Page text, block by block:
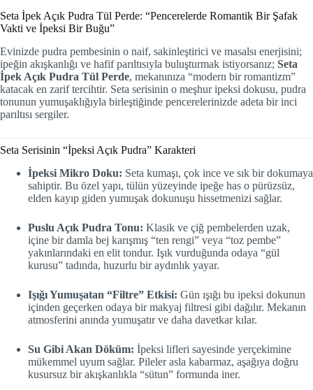
Seta İpek Açık Pudra Tül Perde: “Pencerelerde Romantik Bir Şafak
Vakti ve İpeksi Bir Buğu”
Evinizde pudra pembesinin o naif, sakinleştirici ve masalsı enerjisini;
ipeğin akışkanlığı ve hafif parıltısıyla buluşturmak istiyorsanız; Seta
İpek Açık Pudra Tül Perde, mekanınıza “modern bir romantizm”
katacak en zarif tercihtir. Seta serisinin o meşhur ipeksi dokusu, pudra
tonunun yumuşaklığıyla birleştiğinde pencerelerinizde adeta bir inci
parıltısı sergiler.
Seta Serisinin “İpeksi Açık Pudra” Karakteri
İpeksi Mikro Doku: Seta kumaşı, çok ince ve sık bir dokumaya
sahiptir. Bu özel yapı, tülün yüzeyinde ipeğe has o pürüzsüz,
elden kayıp giden yumuşak dokunuşu hissetmenizi sağlar.
Puslu Açık Pudra Tonu: Klasik ve çiğ pembelerden uzak,
içine bir damla bej karışmış “ten rengi” veya “toz pembe”
yakınlarındaki en elit tondur. Işık vurduğunda odaya “gül
kurusu” tadında, huzurlu bir aydınlık yayar.
Işığı Yumuşatan “Filtre” Etkisi: Gün ışığı bu ipeksi dokunun
içinden geçerken odaya bir makyaj filtresi gibi dağılır. Mekanın
atmosferini anında yumuşatır ve daha davetkar kılar.
Su Gibi Akan Döküm: İpeksi lifleri sayesinde yerçekimine
mükemmel uyum sağlar. Pileler asla kabarmaz, aşağıya doğru
kusursuz bir akışkanlıkla “sütun” formunda iner.